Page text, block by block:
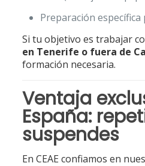
Preparación
Si tu objetivo es trabajar
en Tenerife o fuera de
formación necesaria.
Ventaja
España:
suspendes
En CEAE confiamos en